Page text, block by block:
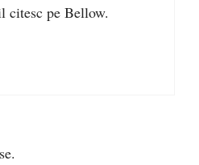
citesc pe Bellow.